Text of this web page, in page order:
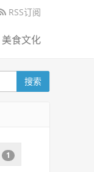
RSS订阅
美食文化
搜索
1